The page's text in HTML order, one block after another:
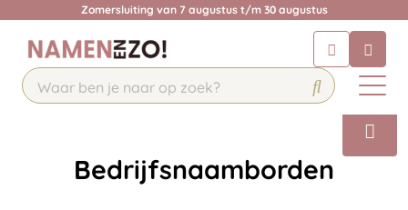
Zomersluiting van 7 augustus t/m 30 augustus
Chatbot
Chat 24/7 met onze chatbot voor
Bedrijfsnaamborden